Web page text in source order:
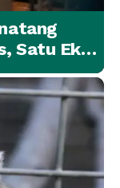
Satu Ekor